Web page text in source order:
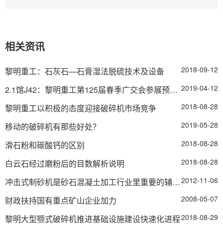
相关资讯
2018-09-12
黎明重工：石灰石—石膏湿法脱硫技术及设备
2019-04-12
2.1馆J42：黎明重工第125届春季广交会参展预告 诚邀您的
2018-08-28
黎明重工以积极的态度迎接破碎机市场竞争
2019-05-28
移动的破碎机有那些好处？
2018-08-28
滑石粉和碳酸钙的区别
2018-08-28
白云石经过磨粉后的目数解析说明
2012-11-06
冲击式制砂机是砂石混凝土加工行业里重要的辅助设备
2008-05-07
财政扶持国有重点矿山企业加力
2018-08-29
黎明大型颚式破碎机推进基础设施建设快速化进程